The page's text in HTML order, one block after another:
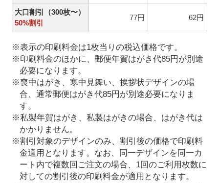
大口割引（300枚〜）
50%割引
77円 62円
※表示の印刷料金は1枚当りの税込価格です。
※印刷料金のほかに、郵便年賀はがき代85円が別途
必要になります。
※喪中はがき、寒中見舞い、挨拶状デザインの場
合、通常郵便はがき代85円が別途必要になりま
す。
※私製年賀はがき、私製はがきの場合、はがき代は
かかりません。
※割引対象のデザインのみ、割引後の価格で印刷料
金適用となります。なお、同一デザインを同一カ
ート内で複数回ご注文の場合、1回のご利用枚数に
対しての割引後の印刷料金が適用となります。